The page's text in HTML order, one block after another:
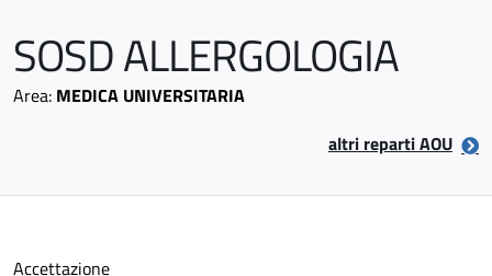
SOSD ALLERGOLOGIA
Area: MEDICA UNIVERSITARIA
altri reparti AOU
Accettazione